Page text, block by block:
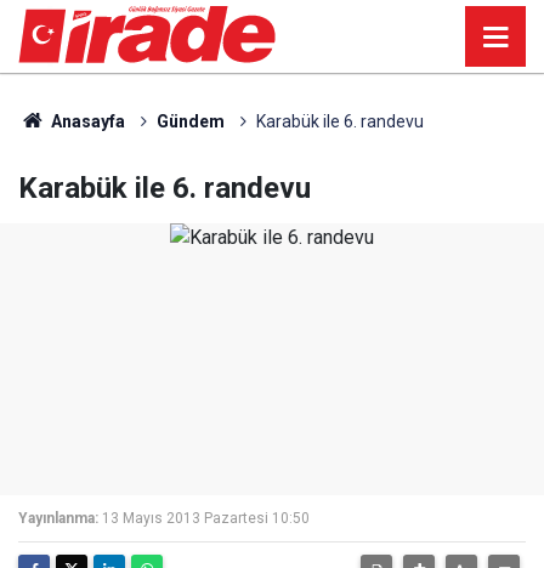
Anasayfa Gündem Karabük ile 6. randevu
Karabük ile 6. randevu
Yayınlanma: 13 Mayıs 2013 Pazartesi 10:50